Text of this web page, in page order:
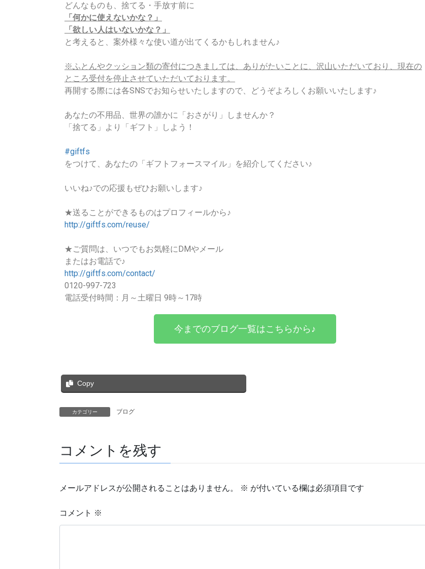
どんなものも、捨てる・手放す前に
「何かに使えないかな？」
「欲しい人はいないかな？」
と考えると、案外様々な使い道が出てくるかもしれません♪
※ふとんやクッション類の寄付につきましては、ありがたいことに、沢山いただいており、現在の
ところ受付を停止させていただいております。
再開する際には各SNSでお知らせいたしますので、どうぞよろしくお願いいたします♪
あなたの不用品、世界の誰かに「おさがり」しませんか？
「捨てる」より「ギフト」しよう！
#giftfs
をつけて、あなたの「ギフトフォースマイル」を紹介してください♪
いいね♪での応援もぜひお願いします♪
★送ることができるものはプロフィールから♪
http://giftfs.com/reuse/
★ご質問は、いつでもお気軽にDMやメール
またはお電話で♪
http://giftfs.com/contact/
0120-997-723
電話受付時間：月～土曜日 9時～17時
今までのブログ一覧はこちらから♪
Copy
カテゴリー ブログ
コメントを残す
メールアドレスが公開されることはありません。 ※ が付いている欄は必須項目です
コメント ※